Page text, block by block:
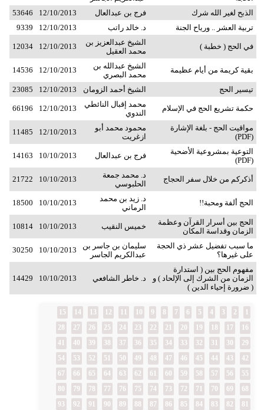
الذبح لغير الله شرك
فرج بن عبدالعال 12/10/2013
53646
تربية العشر .. ورياح الجنة
د. خالد راتب 12/10/2013
9339
في الحج ( خطبة )
الشيخ عبدالعزيز بن
محمد العقيل
12/10/2013
12034
بقية كريمة من أيام عظيمة
الشيخ عبدالله بن
محمد البصري
12/10/2013
14536
تيسير الحج الشيخ أحمد الزومان 12/10/2013
23085
حكمة تشريع الحج في الإسلام
محمد إقبال النائطي
الندوي
12/10/2013
66196
مواقيت الحج - بلغة الإشارة
(PDF)
محمود محمد أبو
ازغريت
12/10/2013
11485
التوعية بمشروعية الأضحية
(PDF)
فرج بن عبدالعال 10/10/2013
14163
أذكركم من خلال سفر الحجاج
د. محمد جمعة
الحلبوسي
10/10/2013
21722
الحج ألفة ومحبة!!
د. زيد بن محمد
الرماني
10/10/2013
18500
الحج بين أسرار القرآن وعظمة
الزمان وقداسة المكان
خميس النقيب 10/10/2013
10814
ما سبب تفضيل عشر ذي الحجة
على غيرها؟
سليمان بن جاسر بن
عبدالكريم الجاسر
10/10/2013
30250
مفهوم الحج بين ( استدارة
الزمان من الشرك إلى الإلحاد ) و
( ضرورة إحياء الدين )
د. خاطر الشافعي 10/10/2013
14429
2
3
4
5
6
7
8
9
12
13
14
15
16
17
18
19
20
21
22
23
24
25
26
27
28
29
30
31
32
33
34
35
36
37
38
39
40
41
42
43
44
45
46
47
48
49
50
51
52
53
54
55
56
57
58
59
60
61
62
63
64
65
66
67
68
69
70
71
72
73
74
75
76
77
78
79
80
81
82
83
84
85
86
87
88
89
90
91
92
93